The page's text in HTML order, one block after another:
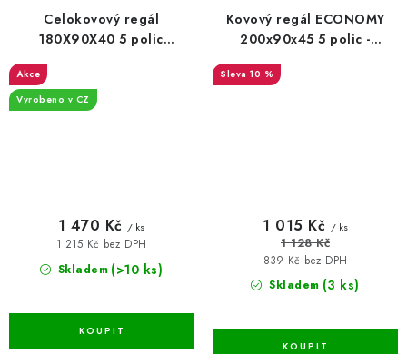
Celokovový regál
180X90X40 5 polic
Akce
Vyrobeno v CZ
Skladem (>10 ks)
1 215 Kč bez DPH
1 470 Kč / ks
Kovový regál ECONOMY
200x90x45 5 polic -
pozinkovaný
10 %
Skladem (3 ks)
839 Kč bez DPH
1 015 Kč / ks
1 128 Kč